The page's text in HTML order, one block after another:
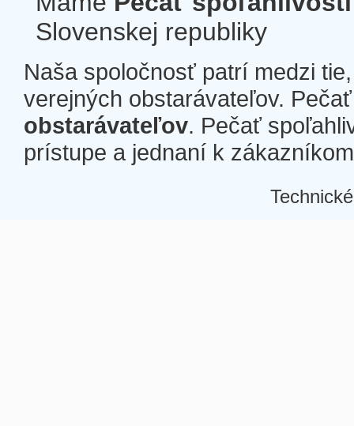
Slovenskej republiky
Naša spoločnosť patrí medzi
verejných obstarávateľov.
obstarávateľov. Pečať
prístupe a jednaní k